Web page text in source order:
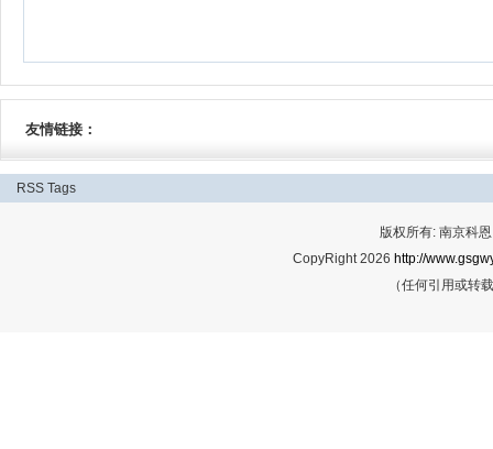
友情链接：
RSS Tags
版权所有: 南京科
CopyRight 2026 http://
（任何引用或转